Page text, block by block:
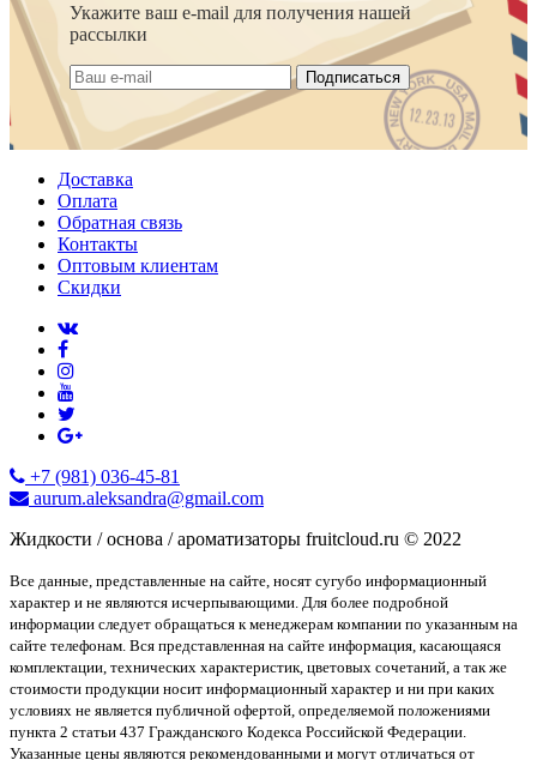
Укажите ваш e-mail для получения нашей
рассылки
Подписаться
Доставка
Оплата
Обратная связь
Контакты
Оптовым клиентам
Скидки
+7 (981) 036-45-81
aurum.aleksandra@gmail.com
Жидкости / основа / ароматизаторы fruitcloud.ru © 2022
Все данные, представленные на сайте, носят сугубо информационный
характер и не являются исчерпывающими. Для более подробной
информации следует обращаться к менеджерам компании по указанным на
сайте телефонам. Вся представленная на сайте информация, касающаяся
комплектации, технических характеристик, цветовых сочетаний, а так же
стоимости продукции носит информационный характер и ни при каких
условиях не является публичной офертой, определяемой положениями
пункта 2 статьи 437 Гражданского Кодекса Российской Федерации.
Указанные цены являются рекомендованными и могут отличаться от